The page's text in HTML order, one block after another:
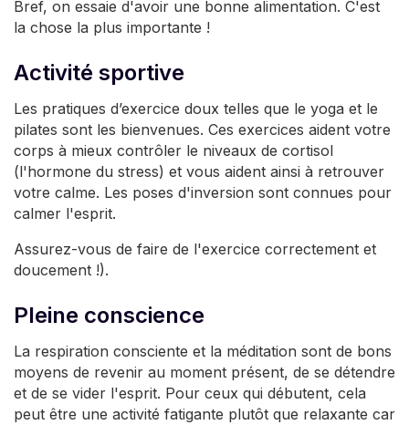
Bref, on essaie d'avoir une bonne alimentation. C'est
la chose la plus importante !
Activité sportive
Les pratiques d’exercice doux telles que le yoga et le
pilates sont les bienvenues. Ces exercices aident votre
corps à mieux contrôler le niveaux de cortisol
(l'hormone du stress) et vous aident ainsi à retrouver
votre calme. Les poses d'inversion sont connues pour
calmer l'esprit.
Assurez-vous de faire de l'exercice correctement et
doucement !).
Pleine conscience
La respiration consciente et la méditation sont de bons
moyens de revenir au moment présent, de se détendre
et de se vider l'esprit. Pour ceux qui débutent, cela
peut être une activité fatigante plutôt que relaxante car